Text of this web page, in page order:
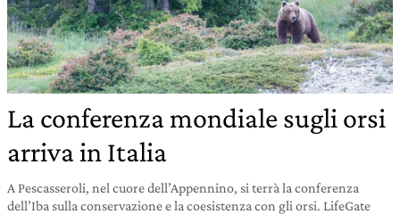
La conferenza mondiale sugli orsi
arriva in Italia
A Pescasseroli, nel cuore dell’Appennino, si terrà la conferenza
dell’Iba sulla conservazione e la coesistenza con gli orsi. LifeGate